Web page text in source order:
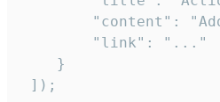
"content":
        "link": "..."
    }
]);